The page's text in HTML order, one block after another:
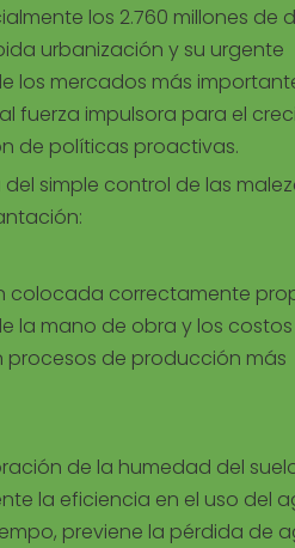
los 2.760 millones de
urbanización y su urgente
los mercados más
fuerza impulsora para el
de políticas proactivas.
simple control de las
colocada correctamente
la mano de obra y los
procesos de producción más
de la humedad del
la eficiencia en el uso del
previene la pérdida de